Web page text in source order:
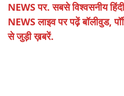
NEWS पर. सबसे विश्वसनीय
NEWS लाइव पर पढ़ें बॉलीवुड,
से जुड़ी ख़बरें.